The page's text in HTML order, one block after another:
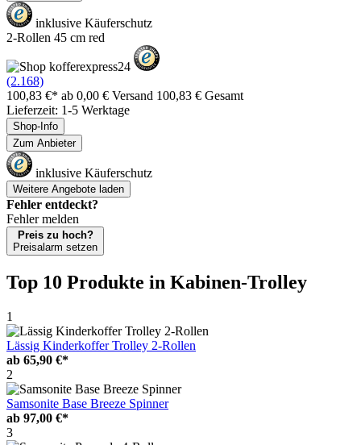
inklusive Käuferschutz
2-Rollen 45 cm red
(2.168)
100,83 €* ab 0,00 € Versand 100,83 € Gesamt
Lieferzeit: 1-5 Werktage
Shop-Info
Zum Anbieter
inklusive Käuferschutz
Weitere Angebote laden
Fehler entdeckt?
Fehler melden
Preis zu hoch?
Preisalarm setzen
Top 10 Produkte in Kabinen-Trolley
1
Lässig Kinderkoffer Trolley 2-Rollen
ab 65,90 €*
2
Samsonite Base Breeze Spinner
ab 97,00 €*
3